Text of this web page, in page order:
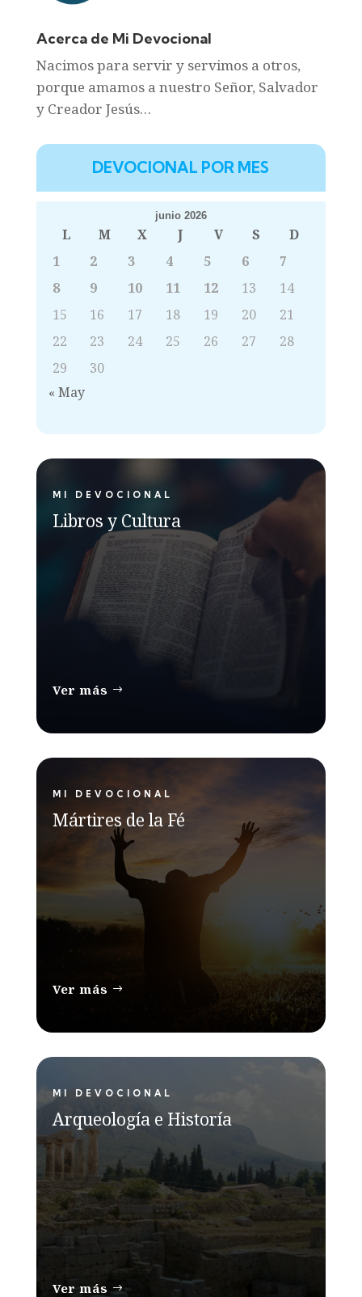
Acerca de Mi Devocional
Nacimos para servir y servimos a otros,
porque amamos a nuestro Señor, Salvador
y Creador Jesús…
DEVOCIONAL POR MES
junio 2026
L M X J V S
D
1
2 3 4 5 6
7
8
9 10 11 12 13
14
15
16 17 18 19 20
21
22
23 24 25 26 27
28
29
30
« May
MI DEVOCIONAL
Libros y Cultura
Ver más
MI DEVOCIONAL
Mártires de la Fé
Ver más
MI DEVOCIONAL
Arqueología e Historía
Ver más